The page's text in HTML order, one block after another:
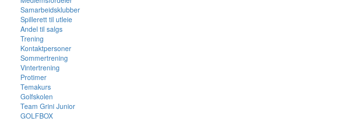
Samarbeidsklubber
Spillerett til utleie
Andel til salgs
Trening
Kontaktpersoner
Sommertrening
Vintertrening
Protimer
Temakurs
Golfskolen
Team Grini Junior
GOLFBOX